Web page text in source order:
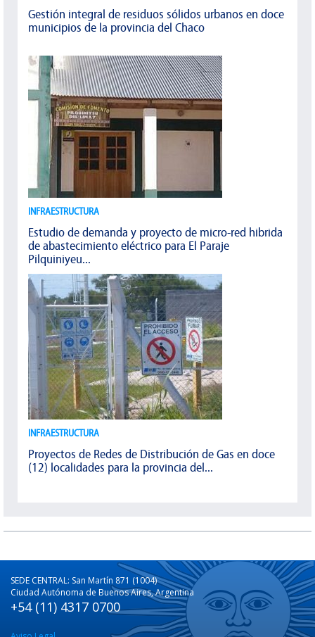
Gestión integral de residuos sólidos urbanos en doce
municipios de la provincia del Chaco
INFRAESTRUCTURA
Estudio de demanda y proyecto de micro-red hibrida
de abastecimiento eléctrico para El Paraje
Pilquiniyeu...
INFRAESTRUCTURA
Proyectos de Redes de Distribución de Gas en doce
(12) localidades para la provincia del...
SEDE CENTRAL: San Martín 871 (1004)
Ciudad Autónoma de Buenos Aires, Argentina
+54 (11) 4317 0700